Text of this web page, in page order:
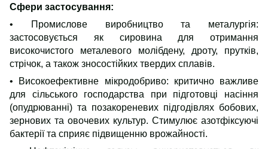
Сфери застосування:
• Промислове виробництво та металургія:
застосовується як сировина для отримання
високочистого металевого молібдену, дроту, прутків,
стрічок, а також зносостійких твердих сплавів.
• Високоефективне мікродобриво: критично важливе
для сільського господарства при підготовці насіння
(опудрюванні) та позакореневих підгодівлях бобових,
зернових та овочевих культур. Стимулює азотфіксуючі
бактерії та сприяє підвищенню врожайності.